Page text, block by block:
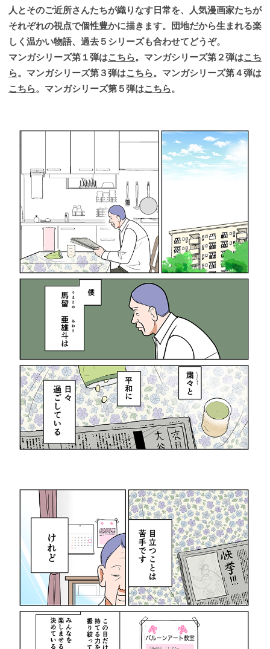
人とそのご近所さんたちが織りなす日常を、人気漫画家たちが
それぞれの視点で個性豊かに描きます。団地だから生まれる楽
しく温かい物語、過去５シリーズも合わせてどうぞ。
マンガシリーズ第１弾はこちら。マンガシリーズ第２弾はこち
ら。マンガシリーズ第３弾はこちら。マンガシリーズ第４弾は
こちら。マンガシリーズ第５弾はこちら。